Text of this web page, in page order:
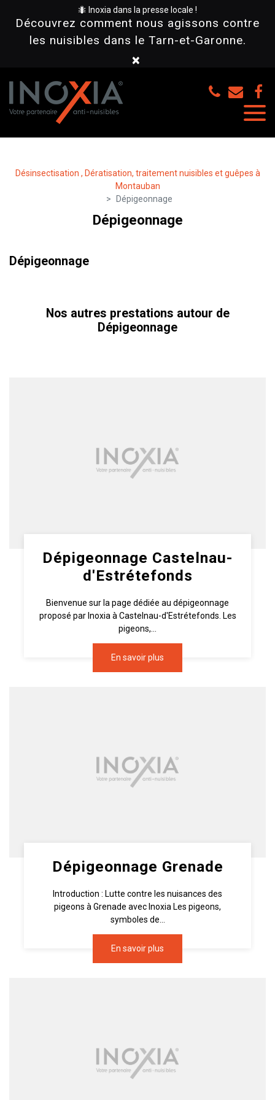
🐜 Inoxia dans la presse locale !
Découvrez comment nous agissons contre
les nuisibles dans le Tarn-et-Garonne.
×
Désinsectisation , Dératisation, traitement nuisibles et guêpes à
Montauban
Dépigeonnage
Dépigeonnage
Dépigeonnage
Nos autres prestations autour de
Dépigeonnage
Dépigeonnage Castelnau-
d'Estrétefonds
Bienvenue sur la page dédiée au dépigeonnage
proposé par Inoxia à Castelnau-d'Estrétefonds. Les
pigeons,...
En savoir plus
Dépigeonnage Grenade
Introduction : Lutte contre les nuisances des
pigeons à Grenade avec Inoxia Les pigeons,
symboles de...
En savoir plus
Panneau de gestion des cookies